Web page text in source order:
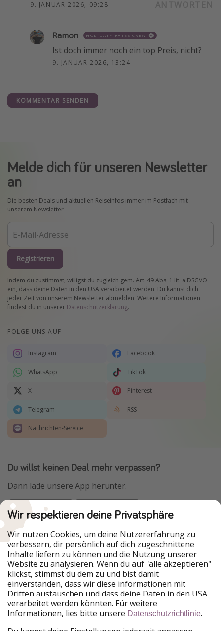
9. JANUAR 2026, 09:28
Ramon HOLIDAYPIRATES CREW
Ist doch immer noch ein top Preis, nicht?
9. JANUAR 2026, 13:24
KOMMENTAR SENDEN
Melde dich für unseren Newsletter
an
Die besten Deals und aktuellen Reiseinfos immer im Postfach mit
unserem Newsletter
Registrieren
Indem du zustimmst, willigst du zugleich gem. Art. 49 Abs. 1 lit. a DSGVO
ein, dass deine Daten in den USA verarbeitet werden. Du kannst dich
jeder Zeit von unserem Newsletter abmelden. Weitere Informationen
findest du in unserer Datenschutzerklärung.
FOLGE UNS AUF
Instagram Facebook
WhatsApp TikTok
X Pinterest
Telegram RSS
Nachrichten-Service
Du willst keinen Deal mehr verpassen?
Dann lade unsere App herunter.
Urlaubspiraten ist Teil der HolidayPirates Group
Unsere Märkte
PiratinViaggio
HolidayPirates
VakantiePiraten
WakacyjniPiraci
VoyagesPirates
Ferienpiraten
Urlaubspiraten
ViajerosPiratas
TravelPirates
Wir respektieren deine Privatsphäre
Wir nutzen Cookies, um deine Nutzererfahrung zu
verbessern, dir persönlich auf dich zugeschnittene
Inhalte liefern zu können und die Nutzung unserer
Website zu analysieren. Wenn du auf "alle akzeptieren"
klickst, stimmst du dem zu und bist damit
einverstanden, dass wir diese informationen mit
Dritten austauschen und dass deine Daten in den USA
verarbeitet werden könnten. Für weitere
Informationen, lies bitte unsere Datenschutzrichtlinie.